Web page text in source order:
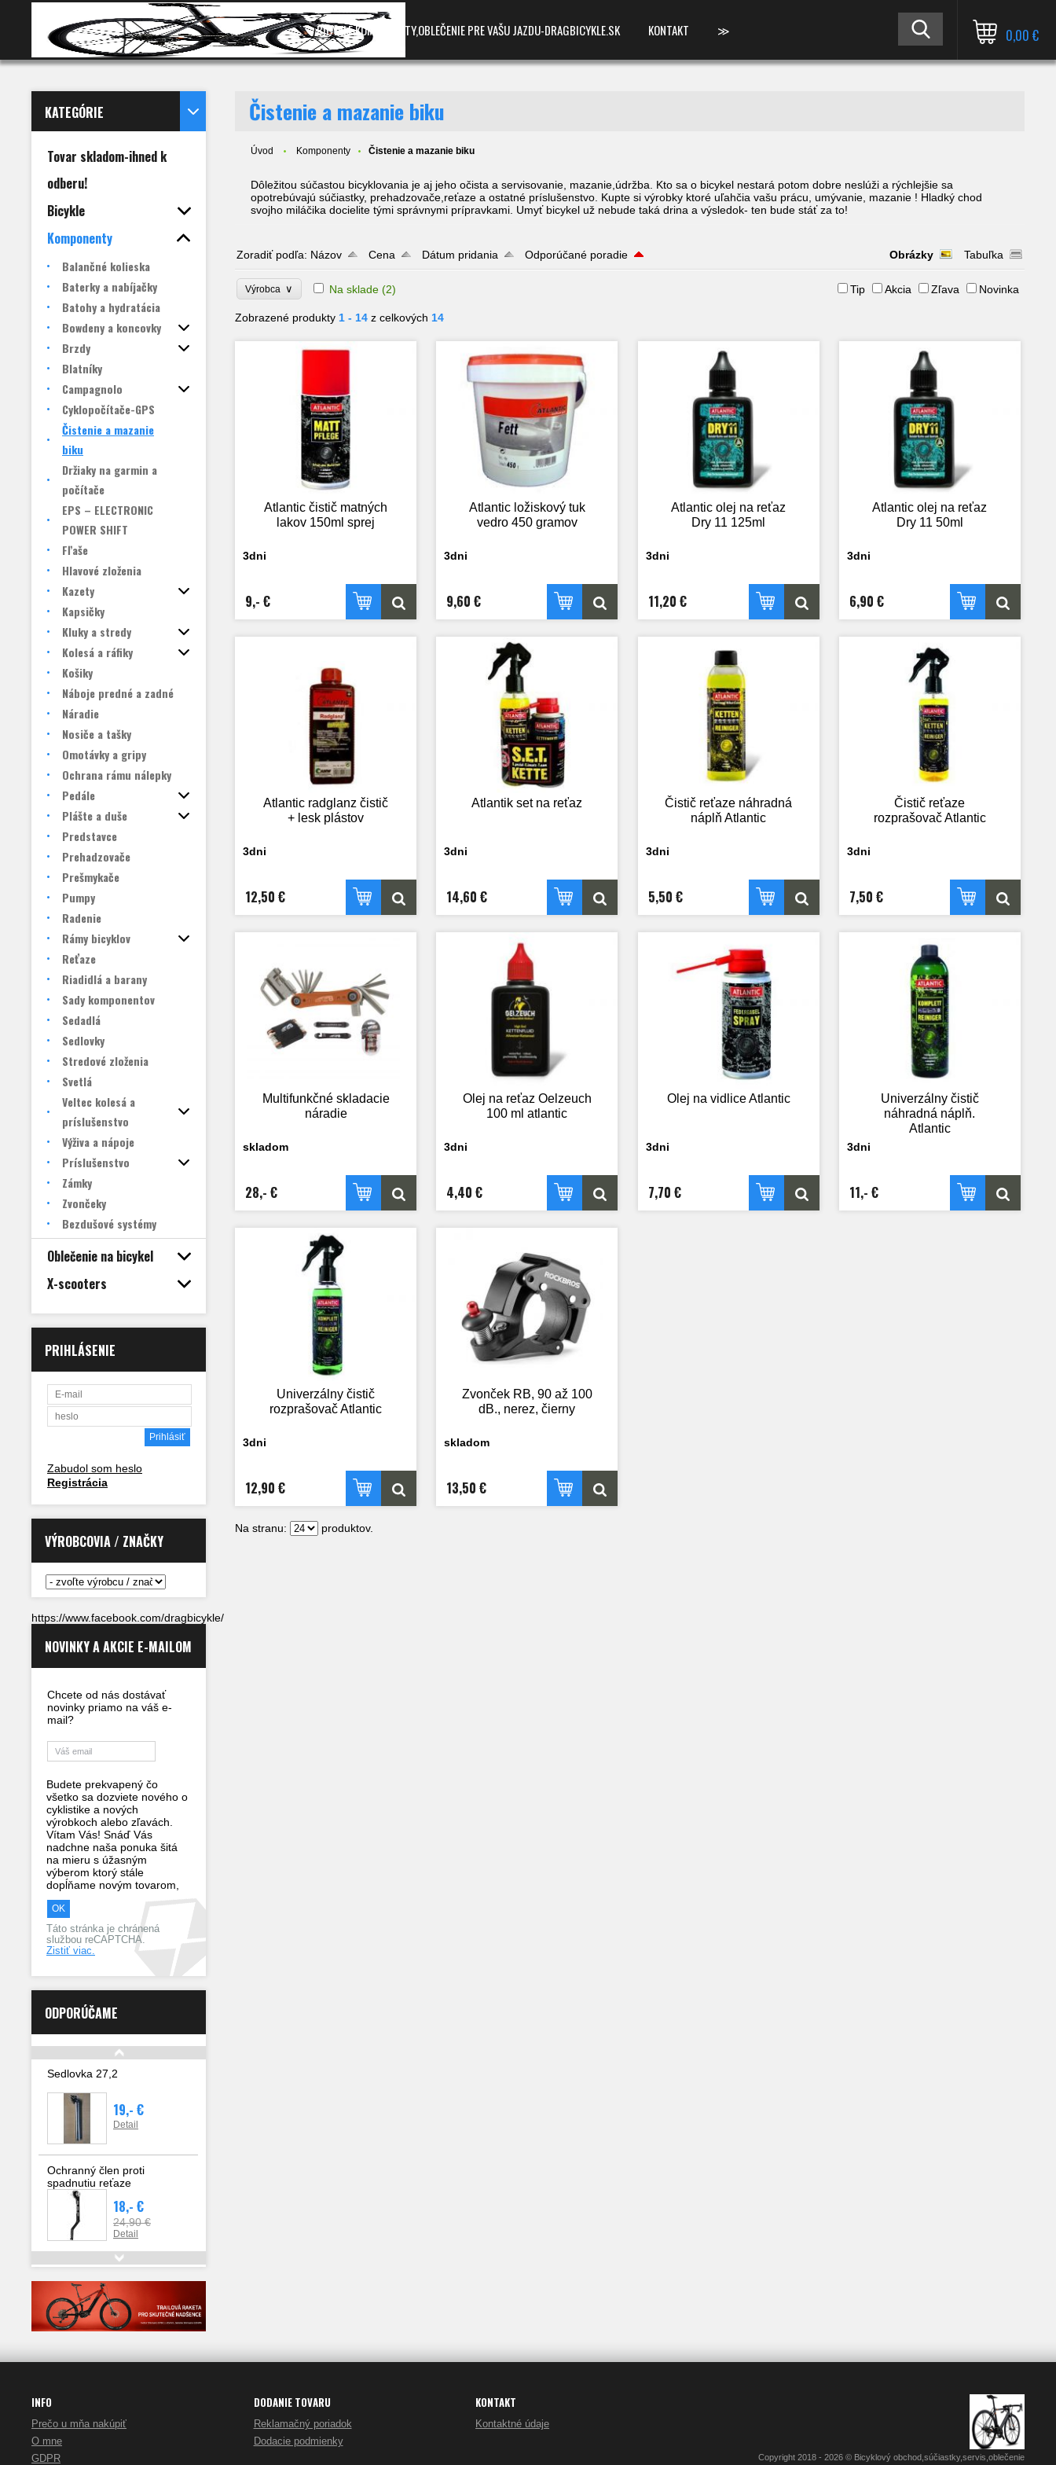
BICYKLE,KOMPONENTY,OBLEČENIE PRE VAŠU JAZDU-DRAGBICYKLE.SK KONTAKT ≫ 0,00 €
KATEGÓRIE
Tovar skladom-ihned k
odberu!
Bicykle
Komponenty
Balančné kolieska
Baterky a nabíjačky
Batohy a hydratácia
Bowdeny a koncovky
Brzdy
Blatníky
Campagnolo
Cyklopočítače-GPS
Čistenie a mazanie
biku
Držiaky na garmin a
počítače
EPS – ELECTRONIC
POWER SHIFT
Fľaše
Hlavové zloženia
Kazety
Kapsičky
Kluky a stredy
Kolesá a ráfiky
Košiky
Náboje predné a zadné
Náradie
Nosiče a tašky
Omotávky a gripy
Ochrana rámu nálepky
Pedále
Plášte a duše
Predstavce
Prehadzovače
Prešmykače
Pumpy
Radenie
Rámy bicyklov
Reťaze
Riadidlá a barany
Sady komponentov
Sedadlá
Sedlovky
Stredové zloženia
Svetlá
Veltec kolesá a
príslušenstvo
Výživa a nápoje
Príslušenstvo
Zámky
Zvončeky
Bezdušové systémy
Oblečenie na bicykel
X-scooters
PRIHLÁSENIE
Zabudol som heslo
Registrácia
VÝROBCOVIA / ZNAČKY
https://www.facebook.com/dragbicykle/
NOVINKY A AKCIE E-MAILOM
Chcete od nás dostávať
novinky priamo na váš e-
mail?
Budete prekvapený čo
všetko sa dozviete nového o
cyklistike a nových
výrobkoch alebo zľavách.
Vítam Vás! Snáď Vás
nadchne naša ponuka šitá
na mieru s úžasným
výberom ktorý stále
dopĺňame novým tovarom,
Táto stránka je chránená
službou reCAPTCHA.
Zistiť viac.
ODPORÚČAME
Sedlovka 27,2
19,- €
Detail
Ochranný člen proti
spadnutiu reťaze
18,- €
24,90 €
Detail
Olmo V1 FSA elekrtonic v.55
3 290,- €
3 820,- €
Detail
Čistenie a mazanie biku
Úvod Komponenty Čistenie a mazanie biku
Dôležitou súčastou bicyklovania je aj jeho očista a servisovanie, mazanie,údržba. Kto sa o bicykel nestará potom dobre neslúži a rýchlejšie sa
opotrebúvajú súčiastky, prehadzovače,reťaze a ostatné príslušenstvo. Kupte si výrobky ktoré uľahčia vašu prácu, umývanie, mazanie ! Hladký chod
svojho miláčika docielite tými správnymi prípravkami. Umyť bicykel už nebude taká drina a výsledok- ten bude stáť za to!
Zoradiť podľa: Názov Cena Dátum pridania Odporúčané poradie Obrázky Tabuľka
Výrobca ∨ Na sklade (2) Tip Akcia Zľava Novinka
Zobrazené produkty 1 - 14 z celkových 14
Atlantic čistič matných
lakov 150ml sprej
3dni
9,- €
Atlantic ložiskový tuk
vedro 450 gramov
3dni
9,60 €
Atlantic olej na reťaz
Dry 11 125ml
3dni
11,20 €
Atlantic olej na reťaz
Dry 11 50ml
3dni
6,90 €
Atlantic radglanz čistič
+ lesk plástov
3dni
12,50 €
Atlantik set na reťaz
3dni
14,60 €
Čistič reťaze náhradná
náplň Atlantic
3dni
5,50 €
Čistič reťaze
rozprašovač Atlantic
3dni
7,50 €
Multifunkčné skladacie
náradie
skladom
28,- €
Olej na reťaz Oelzeuch
100 ml atlantic
3dni
4,40 €
Olej na vidlice Atlantic
3dni
7,70 €
Univerzálny čistič
náhradná náplň.
Atlantic
3dni
11,- €
Univerzálny čistič
rozprašovač Atlantic
3dni
12,90 €
Zvonček RB, 90 až 100
dB., nerez, čierny
skladom
13,50 €
Na stranu: produktov.
INFO
Prečo u mňa nakúpiť
O mne
GDPR
DODANIE TOVARU
Reklamačný poriadok
Dodacie podmienky
KONTAKT
Kontaktné údaje
Copyright 2018 - 2026 © Bicyklový obchod,súčiastky,servis,oblečenie